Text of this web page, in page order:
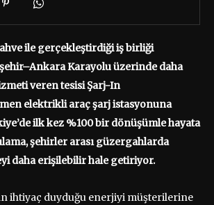
ile gerçekleştirdiği iş birliği
Karayolu üzerinde daha
veren tesisi Şarj-In
elektrikli araç şarj istasyonuna
ilk kez %100 bir dönüşümle hayata
şehirler arası güzergahlarda
daha erişilebilir hale getiriyor.
ihtiyaç duyduğu enerjiyi müşterilerine